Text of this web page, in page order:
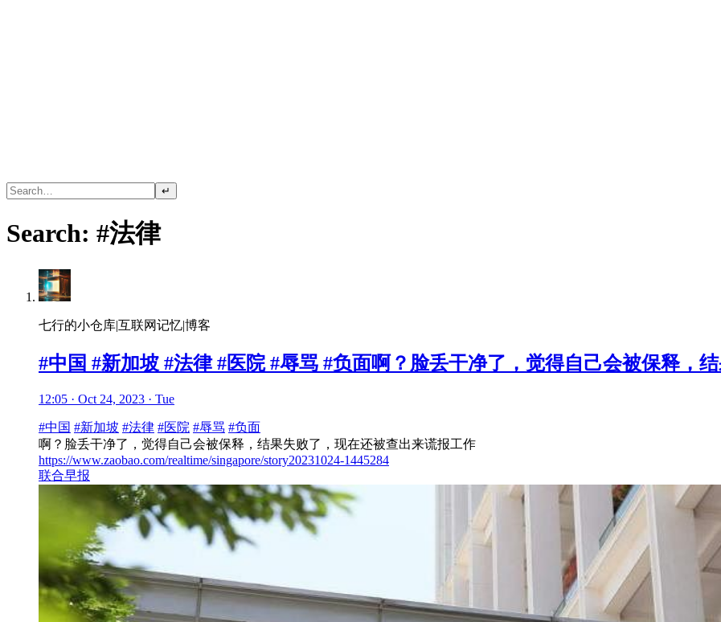
↵
Search: #法律
七行的小仓库|互联网记忆|博客
#中国 #新加坡 #法律 #医院 #辱骂 #负面啊？脸丢干净了，觉得自己会被保释，
12:05 · Oct 24, 2023 · Tue
#中国 #新加坡 #法律 #医院 #辱骂 #负面
啊？脸丢干净了，觉得自己会被保释，结果失败了，现在还被查出来谎报工作
https://www.zaobao.com/realtime/singapore/story20231024-1445284
联合早报